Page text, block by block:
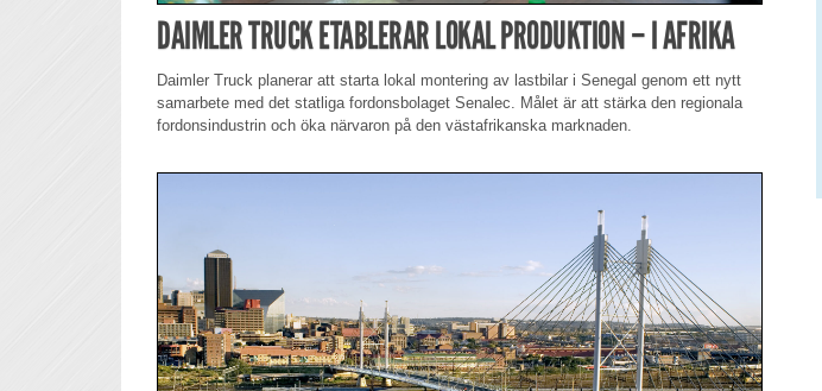
DAIMLER TRUCK ETABLERAR LOKAL PRODUKTION – I AFRIKA
Daimler Truck planerar att starta lokal montering av lastbilar i Senegal genom ett nytt
samarbete med det statliga fordonsbolaget Senalec. Målet är att stärka den regionala
fordonsindustrin och öka närvaron på den västafrikanska marknaden.